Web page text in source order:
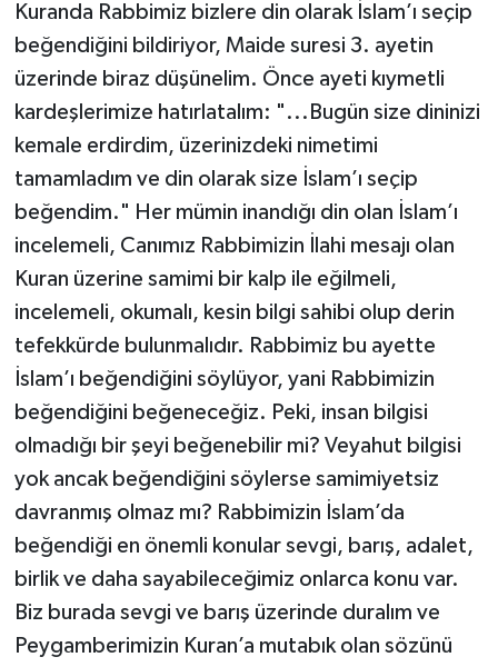
Kuranda Rabbimiz bizlere din olarak İslam’ı seçip
beğendiğini bildiriyor, Maide suresi 3. ayetin
üzerinde biraz düşünelim. Önce ayeti kıymetli
kardeşlerimize hatırlatalım: "...Bugün size dininizi
kemale erdirdim, üzerinizdeki nimetimi
tamamladım ve din olarak size İslam’ı seçip
beğendim." Her mümin inandığı din olan İslam’ı
incelemeli, Canımız Rabbimizin İlahi mesajı olan
Kuran üzerine samimi bir kalp ile eğilmeli,
incelemeli, okumalı, kesin bilgi sahibi olup derin
tefekkürde bulunmalıdır. Rabbimiz bu ayette
İslam’ı beğendiğini söylüyor, yani Rabbimizin
beğendiğini beğeneceğiz. Peki, insan bilgisi
olmadığı bir şeyi beğenebilir mi? Veyahut bilgisi
yok ancak beğendiğini söylerse samimiyetsiz
davranmış olmaz mı? Rabbimizin İslam’da
beğendiği en önemli konular sevgi, barış, adalet,
birlik ve daha sayabileceğimiz onlarca konu var.
Biz burada sevgi ve barış üzerinde duralım ve
Peygamberimizin Kuran’a mutabık olan sözünü